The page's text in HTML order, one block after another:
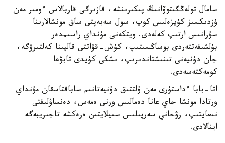
سامال تولەڭگىتوۆانىڭ پىكىرىنشە، قازىرگى قاربالاس ءومىر مەن
ۇزدىكسىز كۇيزەلىس كوپ، سول سەبەپتى ساق مونشالارىنا
سۇرانىس ارتىپ كەلەدى. ويتكەنى مۇنداي راسىمدەر
بۇلشىقەتتەردى بوساڭسىتىپ، كۇش-قۋاتتى قالپىنا كەلتىرۋگە،
جان دۇنيەنى تىنىشتاندىرىپ، ىشكى كۇيدى تابۋعا
كومەكتەسەدى.
اتا-بابا ءداستۇرى مەن ۇلتتىق دۇنيەتانىم ساباقتاسقان مۇنداي
ورتادا مونشا جاي عانا دەمالىس ورنى ەمەس، دەنساۋلىقتى
نىعايتىپ، رۋحاني سەرپىلىس سىيلايتىن ەرەكشە تاجىريبەگە
اينالادى.